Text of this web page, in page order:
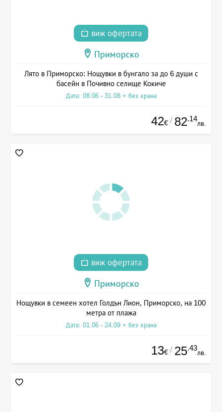
виж офертата
Приморско
Лято в Приморско: Нощувки в бунгало за до 6 души с
басейн в Почивно селище Кокиче
Дата: 08.06 - 31.08 + без храна
42€ / 82.14
лв.
виж офертата
Приморско
Нощувки в семеен хотел Голдън Лион, Приморско, на 100
метра от плажа
Дата: 01.06 - 24.09 + без храна
13€ / 25.43
лв.